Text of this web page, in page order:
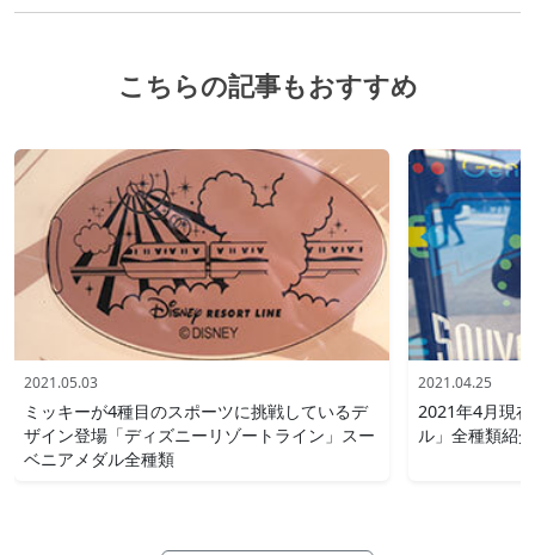
こちらの記事もおすすめ
2021.05.03
ミッキーが4種目のスポーツに挑戦しているデ
ザイン登場「ディズニーリゾートライン」スー
ベニアメダル全種類
2021.04.25
2021年4月現
ル」全種類紹